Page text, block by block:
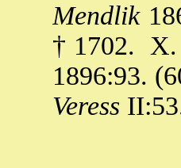
Mendlik
†1702.
1896:93.
Veress